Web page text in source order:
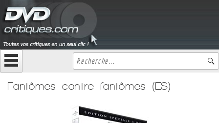
Fantômes contre fantômes (ES)